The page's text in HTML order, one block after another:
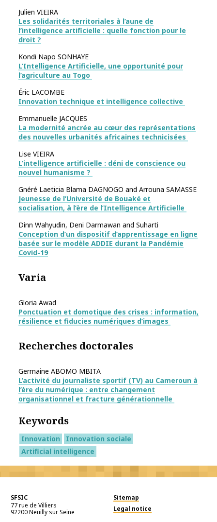
Julien VIEIRA
Les solidarités territoriales à l’aune de
l’intelligence artificielle : quelle fonction pour le
droit ?
Kondi Napo SONHAYE
L’Intelligence Artificielle, une opportunité pour
l’agriculture au Togo
Éric LACOMBE
Innovation technique et intelligence collective
Emmanuelle JACQUES
La modernité ancrée au cœur des représentations
des nouvelles urbanités africaines technicisées
Lise VIEIRA
L’intelligence artificielle : déni de conscience ou
nouvel humanisme ?
Gnéré Laeticia Blama DAGNOGO and Arrouna SAMASSE
Jeunesse de l’Université de Bouaké et
socialisation, à l’ère de l’Intelligence Artificielle
Dinn Wahyudin, Deni Darmawan and Suharti
Conception d’un dispositif d’apprentissage en ligne
basée sur le modèle ADDIE durant la Pandémie
Covid-19
Varia
Gloria Awad
Ponctuation et domotique des crises : information,
résilience et fiducies numériques d’images
Recherches doctorales
Germaine ABOMO MBITA
L’activité du journaliste sportif (TV) au Cameroun à
l’ère du numérique : entre changement
organisationnel et fracture générationnelle
Keywords
Innovation
Innovation sociale
Artificial intelligence
SFSIC
77 rue de Villiers
92200Neuilly sur Seine
Sitemap
Legal notice